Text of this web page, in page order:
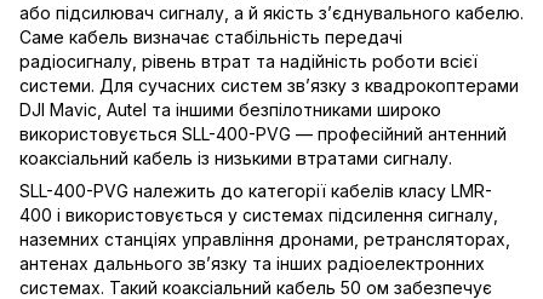
або підсилювач сигналу, а й якість з’єднувального кабелю.
Саме кабель визначає стабільність передачі
радіосигналу, рівень втрат та надійність роботи всієї
системи. Для сучасних систем зв’язку з квадрокоптерами
DJI Mavic, Autel та іншими безпілотниками широко
використовується SLL-400-PVG — професійний антенний
коаксіальний кабель із низькими втратами сигналу.
SLL-400-PVG належить до категорії кабелів класу LMR-
400 і використовується у системах підсилення сигналу,
наземних станціях управління дронами, ретрансляторах,
антенах дальнього зв’язку та інших радіоелектронних
системах. Такий коаксіальний кабель 50 ом забезпечує